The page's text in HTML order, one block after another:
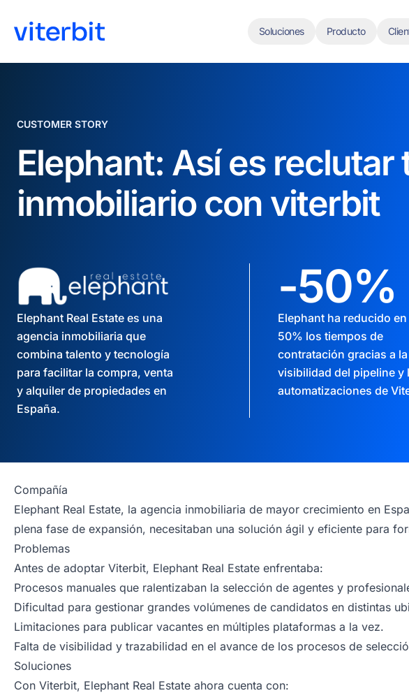
Soluciones Producto
CUSTOMER STORY
Elephant: Así es
inmobiliario con viterbit
Elephant Real Estate es una
agencia inmobiliaria que
combina talento y tecnología
para facilitar la compra, venta
y alquiler de propiedades en
España.
-50%
Elephant ha reducido
50% los tiempos de
contratación gracias a la
visibilidad del pipeline y
automatizaciones de
Compañía
Elephant Real Estate, la agencia inmobiliaria de mayor crecimiento en
plena fase de expansión, necesitaban una solución ágil y eficiente para
Problemas
Antes de adoptar Viterbit, Elephant Real Estate enfrentaba:
Procesos manuales que ralentizaban la selección de agentes y
Dificultad para gestionar grandes volúmenes de candidatos en distintas
Limitaciones para publicar vacantes en múltiples plataformas a la vez.
Falta de visibilidad y trazabilidad en el avance de los procesos de
Soluciones
Con Viterbit, Elephant Real Estate ahora cuenta con: